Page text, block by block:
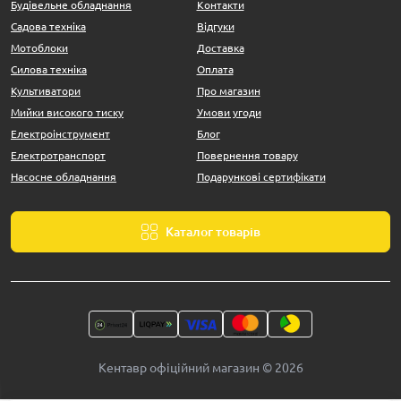
Комфорт навіть у тривалих поїздках.
Spark – це ваш надійний партнер у світі велопригод. Відкрийте
для себе нові маршрути разом із якісними та стильними
Будівельне обладнання
Садова техніка
Мотоблоки
Силова техніка
Культиватори
Мийки високого тиску
Електроінструмент
Електротранспорт
Насосне обладнання
Контакти
Відгуки
Доставка
Оплата
Про магазин
Умови угоди
Блог
Повернення товару
Подарункові сертифікати
Каталог товарів
Кентавр офіційний магазин © 2026